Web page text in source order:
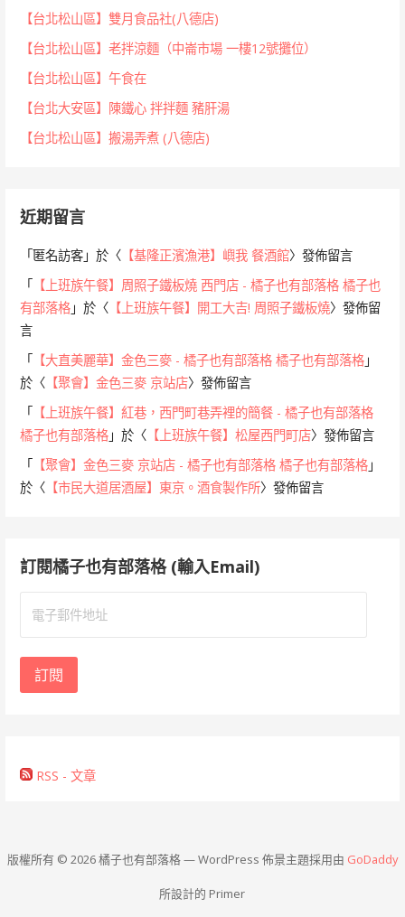
【台北松山區】雙月食品社(八德店)
【台北松山區】老拌涼麵（中崙市場 一樓12號攤位）
【台北松山區】午食在
【台北大安區】陳鐵心 拌拌麵 豬肝湯
【台北松山區】搬湯弄煮 (八德店)
近期留言
「匿名訪客 」於〈 【基隆正濱漁港】嶼我 餐酒館〉發佈留言
「 【上班族午餐】周照子鐵板燒 西門店 - 橘子也有部落格 橘子也
有部落格 」於〈 【上班族午餐】開工大吉! 周照子鐵板燒〉發佈留
言
「 【大直美麗華】金色三麥 - 橘子也有部落格 橘子也有部落格 」
於〈 【聚會】金色三麥 京站店〉發佈留言
「 【上班族午餐】紅巷，西門町巷弄裡的簡餐 - 橘子也有部落格
橘子也有部落格 」於〈 【上班族午餐】松屋西門町店〉發佈留言
「 【聚會】金色三麥 京站店 - 橘子也有部落格 橘子也有部落格 」
於〈 【市民大道居酒屋】東京。酒食製作所〉發佈留言
訂閱橘子也有部落格 (輸入Email)
地
訂閱
RSS - 文章
版權所有 © 2026 橘子也有部落格 — WordPress 佈景主題採用由 GoDaddy
所設計的 Primer